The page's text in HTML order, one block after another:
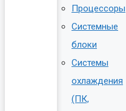
Процессоры
Системные
блоки
Системы
охлаждения
(ПК,